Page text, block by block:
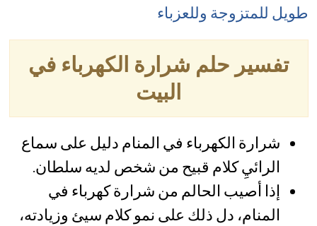
طويل للمتزوجة وللعزباء
تفسير حلم شرارة الكهرباء في
البيت
شرارة الكهرباء في المنام دليل على سماع
الرائيِ كلام قبيح من شخص لديه سلطان.
إذا أصيب الحالم من شرارة كهرباء في
المنام، دل ذلك على نمو كلام سيئ وزيادته،